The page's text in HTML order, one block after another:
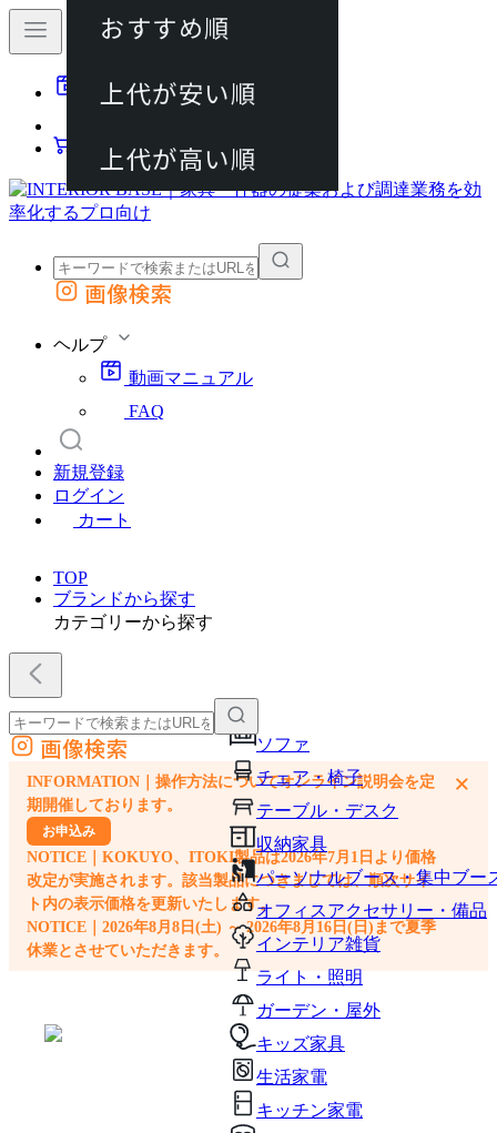
動画マニュアル
カート
外部サイトの商品をカートに追加
画像検索
ヘルプ
動画マニュアル
FAQ
新規登録
ログイン
カート
TOP
ブランドから探す
カテゴリーから探す
ソファ
チェア・椅子
テーブル・デスク
収納家具
パーソナルブース・集中ブー
オフィスアクセサリー・備品
インテリア雑貨
ライト・照明
ガーデン・屋外
キッズ家具
生活家電
キッチン家電
外部サイトの商品をカートに追加
他のサイトで見つけた商品ページのURLを貼り付けて、カートに追加できます
画像検索
INFORMATION｜操作方法についてオンライン説明会を定
期開催しております。
お申込み
NOTICE｜KOKUYO、ITOKI製品は2026年7月1日より価格
改定が実施されます。該当製品につきましては、順次サイ
ト内の表示価格を更新いたします。
NOTICE｜2026年8月8日(土) ～ 2026年8月16日(日)まで夏季
休業とさせていただきます。
×
おすすめ順
上代が安い順
上代が高い順